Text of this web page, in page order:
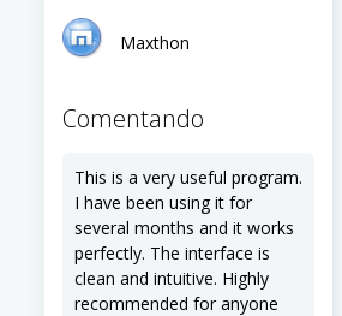
Maxthon
Comentando
This is a very useful program.
I have been using it for
several months and it works
perfectly. The interface is
clean and intuitive. Highly
recommended for anyone